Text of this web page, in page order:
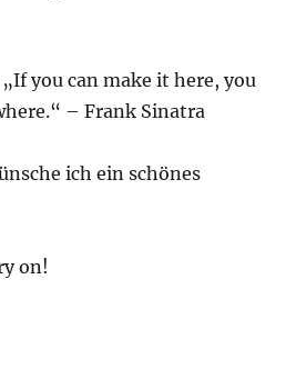
you can make it here, you
– Frank Sinatra
ich ein schönes
on!